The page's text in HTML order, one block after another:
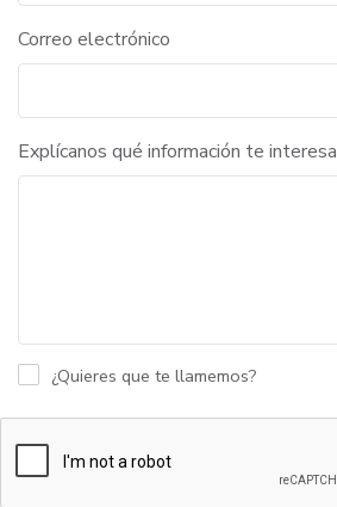
Correo electrónico
Explícanos qué información te interesa
¿Quieres que te llamemos?